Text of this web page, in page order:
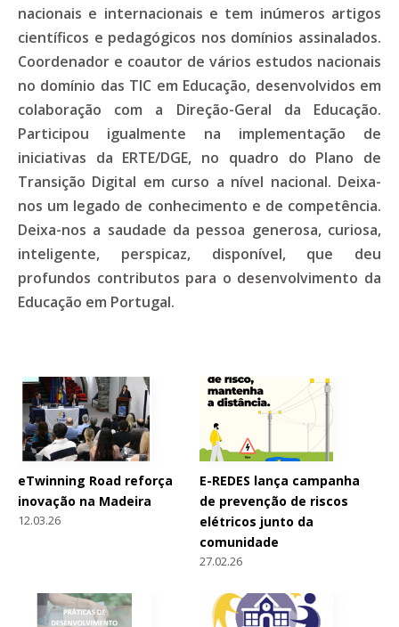
nacionais e internacionais e tem inúmeros artigos
científicos e pedagógicos nos domínios assinalados.
Coordenador e coautor de vários estudos nacionais
no domínio das TIC em Educação, desenvolvidos em
colaboração com a Direção-Geral da Educação.
Participou igualmente na implementação de
iniciativas da ERTE/DGE, no quadro do Plano de
Transição Digital em curso a nível nacional. Deixa-
nos um legado de conhecimento e de competência.
Deixa-nos a saudade da pessoa generosa, curiosa,
inteligente, perspicaz, disponível, que deu
profundos contributos para o desenvolvimento da
Educação em Portugal.
eTwinning Road reforça
inovação na Madeira
12.03.26
E-REDES lança campanha
de prevenção de riscos
elétricos junto da
comunidade
27.02.26